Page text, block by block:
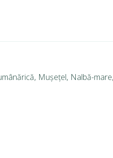
Mușețel, Nalbă-